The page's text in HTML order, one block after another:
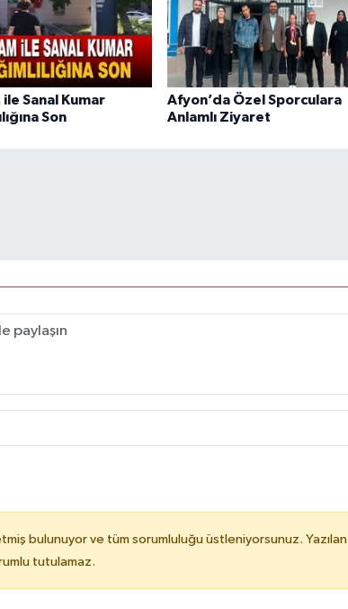
ile Sanal Kumar
Son
Afyon’da Özel Sporculara
Anlamlı Ziyaret
bulunuyor ve tüm sorumluluğu üstleniyorsunuz. Yazılan
tutulamaz.